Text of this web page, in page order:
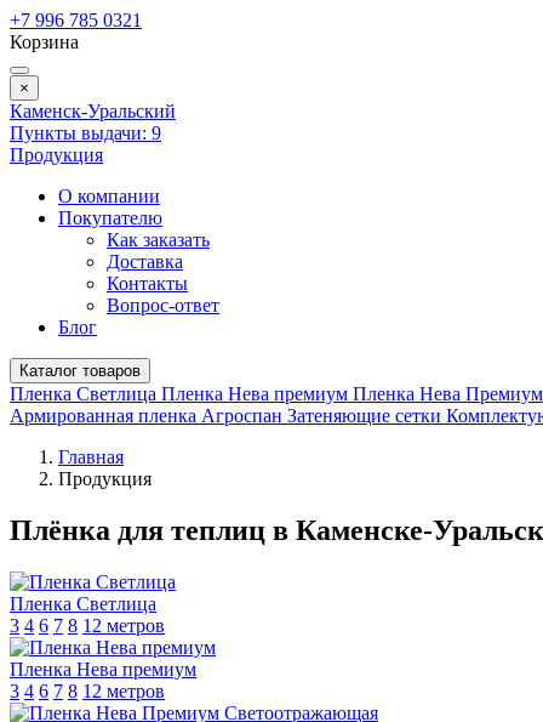
+7 996 785 0321
Корзина
×
Каменск-Уральский
Пункты выдачи: 9
Продукция
О компании
Покупателю
Как заказать
Доставка
Контакты
Вопрос-ответ
Блог
Каталог товаров
Пленка Светлица Пленка Нева премиум Пленка Нева
Армированная пленка Агроспан Затеняющие сетки
Главная
Продукция
Плёнка для теплиц в Каменске-
Пленка Светлица
3 4 6 7 8 12 метров
Пленка Нева премиум
3 4 6 7 8 12 метров